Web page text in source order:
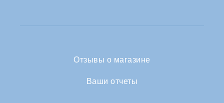
Отзывы о магазине
Ваши отчеты